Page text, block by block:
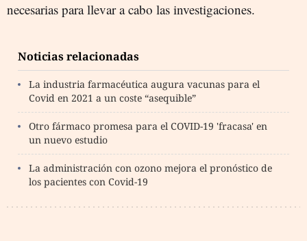
necesarias para llevar a cabo las investigaciones.
Noticias relacionadas
La industria farmacéutica augura vacunas para el
Covid en 2021 a un coste “asequible”
Otro fármaco promesa para el COVID-19 'fracasa' en
un nuevo estudio
La administración con ozono mejora el pronóstico de
los pacientes con Covid-19